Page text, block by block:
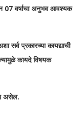
07 वर्षाचा अनुभव आवश्यक
प्रकारच्या कायद्याची
कायदे विषयक
असेल.